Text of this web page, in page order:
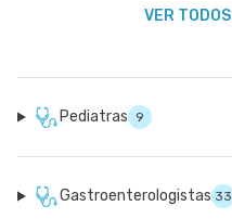
VER
Pediatras 9
Gastroenterologistas 33